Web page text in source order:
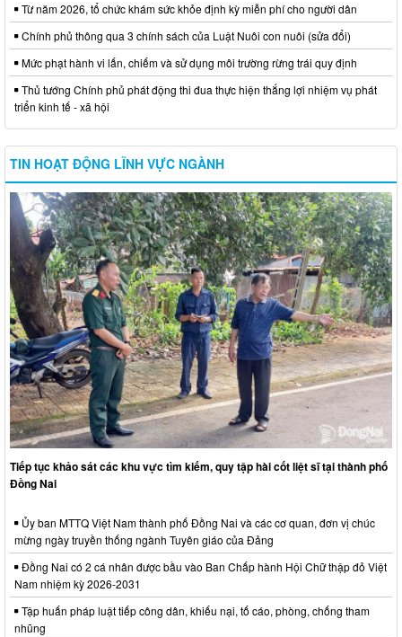
Từ năm 2026, tổ chức khám sức khỏe định kỳ miễn phí cho người dân
Chính phủ thông qua 3 chính sách của Luật Nuôi con nuôi (sửa đổi)
Mức phạt hành vi lấn, chiếm và sử dụng môi trường rừng trái quy định
Thủ tướng Chính phủ phát động thi đua thực hiện thắng lợi nhiệm vụ phát
triển kinh tế - xã hội
TIN HOẠT ĐỘNG LĨNH VỰC NGÀNH
Tiếp tục khảo sát các khu vực tìm kiếm, quy tập hài cốt liệt sĩ tại thành phố
Đồng Nai
Ủy ban MTTQ Việt Nam thành phố Đồng Nai và các cơ quan, đơn vị chúc
mừng ngày truyền thống ngành Tuyên giáo của Đảng
Đồng Nai có 2 cá nhân được bầu vào Ban Chấp hành Hội Chữ thập đỏ Việt
Nam nhiệm kỳ 2026-2031
Tập huấn pháp luật tiếp công dân, khiếu nại, tố cáo, phòng, chống tham
nhũng